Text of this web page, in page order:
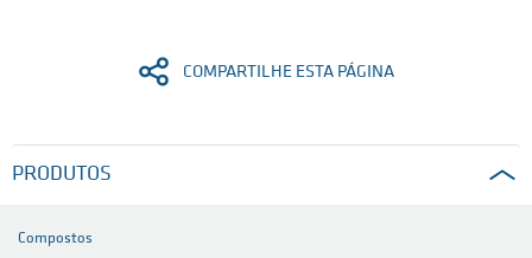
COMPARTILHE ESTA PÁGINA
PRODUTOS
Compostos